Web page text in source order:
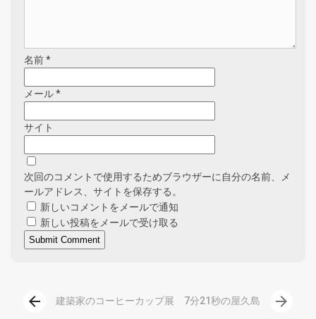
名前*
メール*
サイト
次回のコメントで使用するためブラウザーに自分の名前、メ
ールアドレス、サイトを保存する。
新しいコメントをメールで通知
新しい投稿をメールで受け取る
arrow_back 建築家のコーヒーカップ展 7分21秒の屋久島 arrow_forward